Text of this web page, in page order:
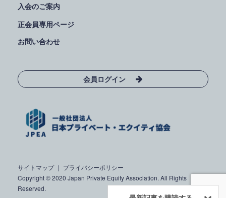
入会のご案内
正会員専用ページ
お問い合わせ
会員ログイン
サイトマップ｜ プライバシーポリシー
Copyright © 2020 Japan Private Equity Association. All Rights
Reserved.